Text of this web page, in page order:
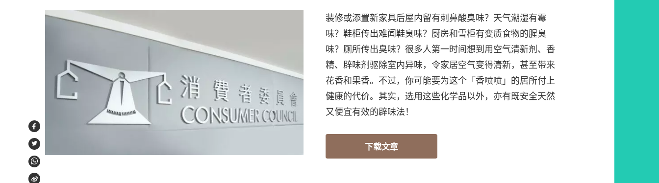
装修或添置新家具后屋内留有刺鼻酸臭味？天气潮湿有霉
味？鞋柜传出难闻鞋臭味？厨房和雪柜有变质食物的腥臭
味？厕所传出臭味？很多人第一时间想到用空气清新剂、香
精、辟味剂驱除室内异味，令家居空气变得清新，甚至带来
花香和果香。不过，你可能要为这个「香喷喷」的居所付上
健康的代价。其实，选用这些化学品以外，亦有既安全天然
又便宜有效的辟味法！
下载文章
Facebook
Twitter
WhatsApp